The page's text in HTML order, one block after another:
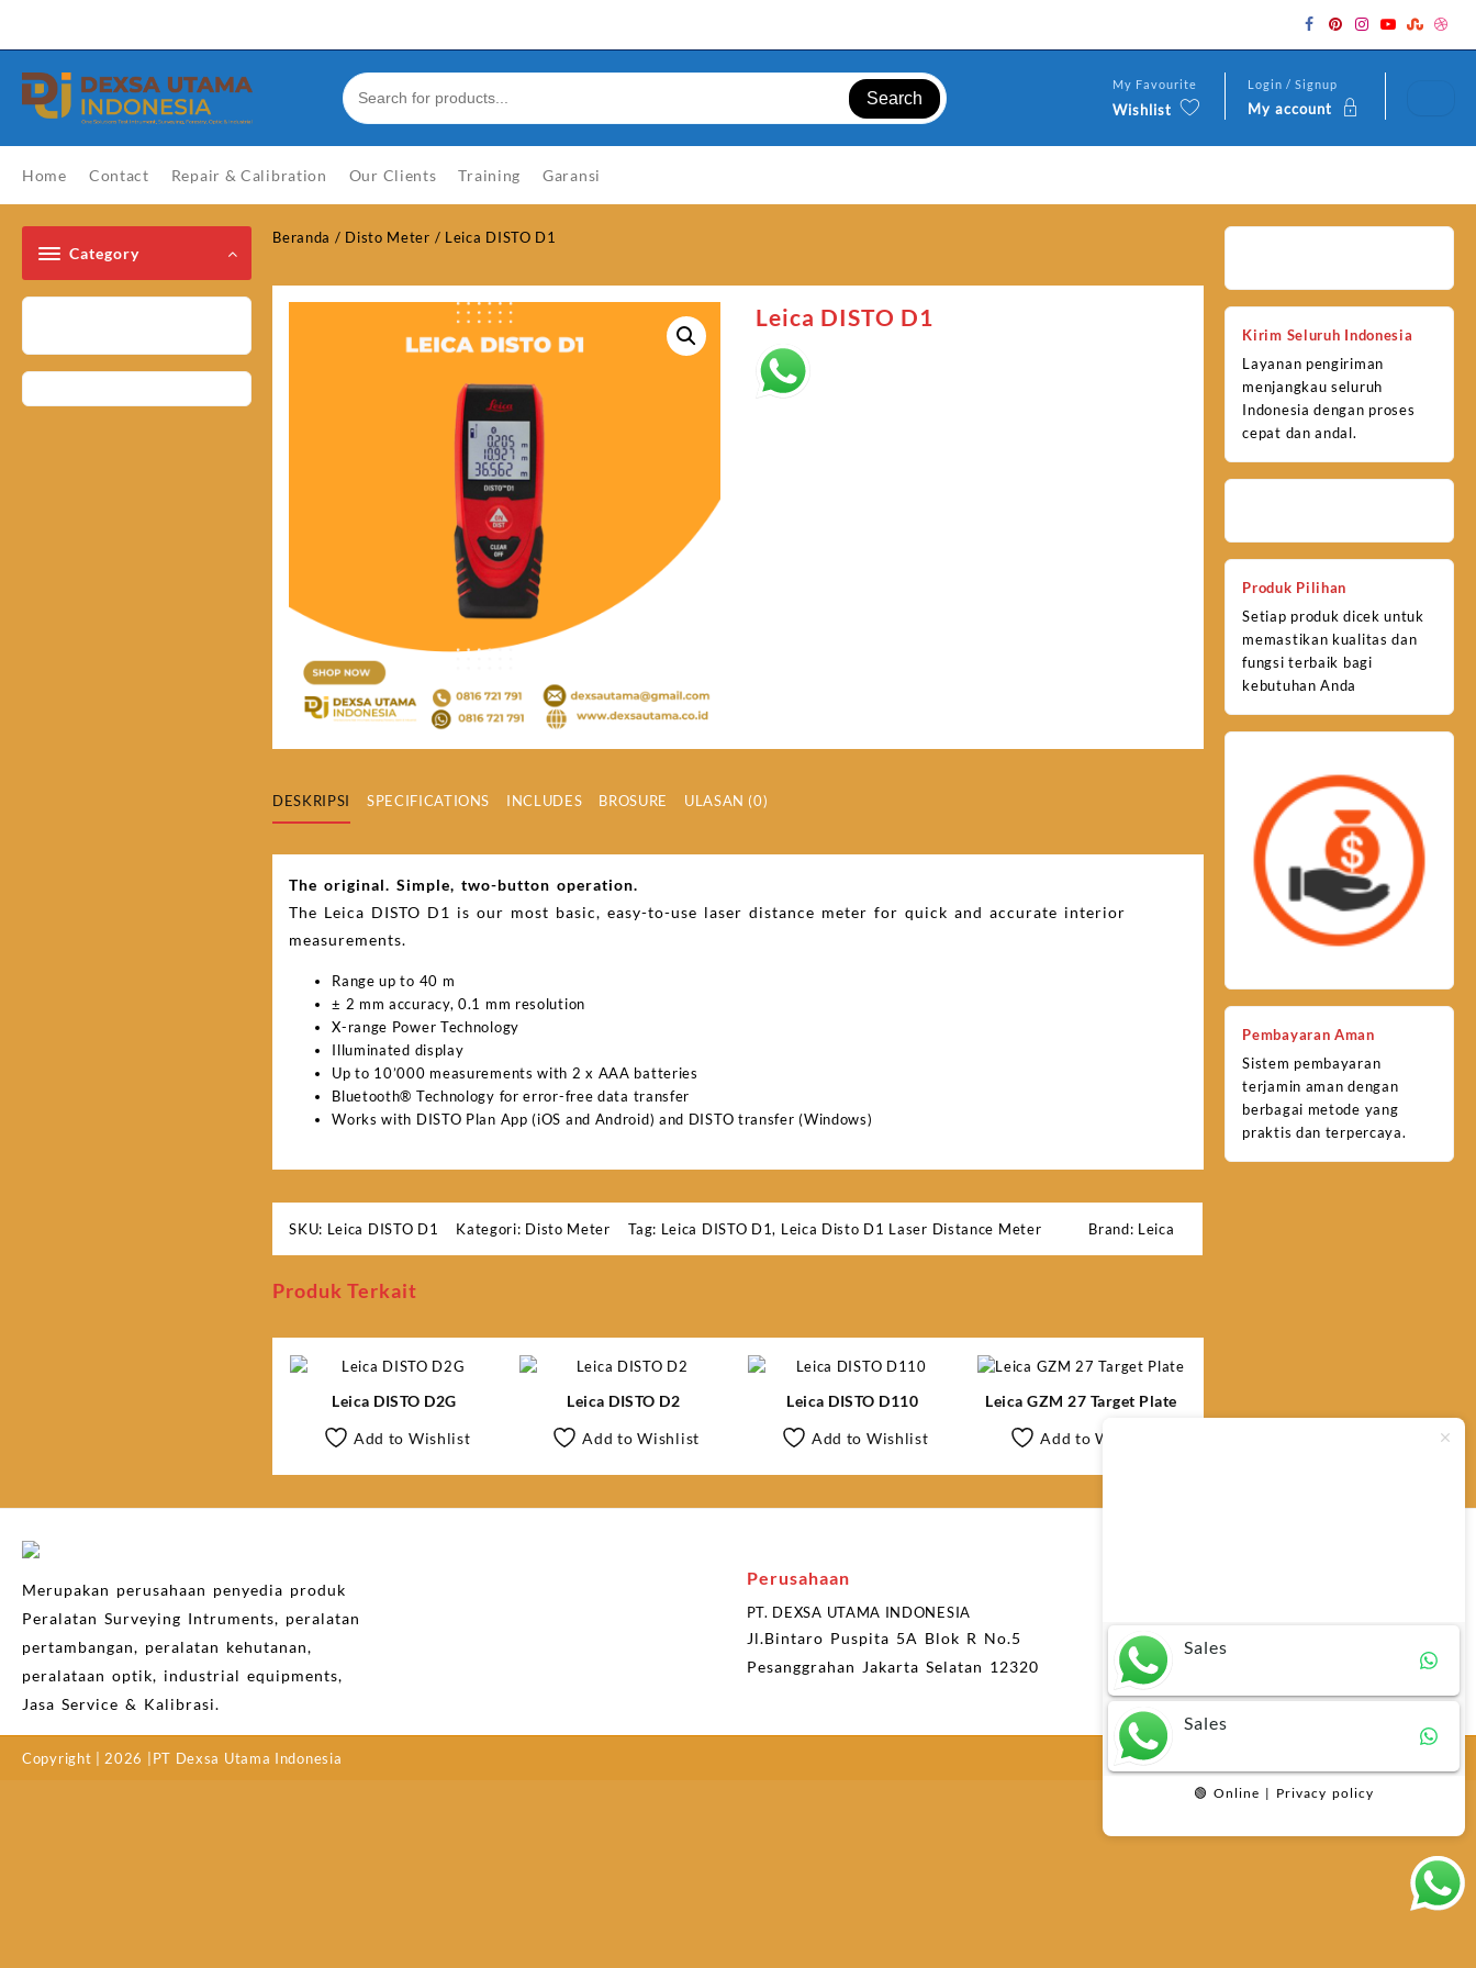
content
Search
My Favourite
Wishlist
Login / Signup
My account
Home Contact Repair & Calibration Our Clients Training Garansi
Category
Beranda / Disto Meter / Leica DISTO D1
Leica DISTO D1
DESKRIPSI SPECIFICATIONS INCLUDES BROSURE ULASAN (0)
The original. Simple, two-button operation.
The Leica DISTO D1 is our most basic, easy-to-use laser distance meter for quick and accurate interior
measurements.
Range up to 40 m
± 2 mm accuracy, 0.1 mm resolution
X-range Power Technology
Illuminated display
Up to 10’000 measurements with 2 x AAA batteries
Bluetooth® Technology for error-free data transfer
Works with DISTO Plan App (iOS and Android) and DISTO transfer (Windows)
SKU: Leica DISTO D1 Kategori: Disto Meter Tag: Leica DISTO D1, Leica Disto D1 Laser Distance Meter Brand: Leica
Produk Terkait
Leica DISTO D2G
Add to Wishlist
Leica DISTO D2
Add to Wishlist
Leica DISTO D110
Add to Wishlist
Leica GZM 27 Target Plate
Add to Wishlist
Kirim Seluruh Indonesia
Layanan pengiriman
menjangkau seluruh
Indonesia dengan proses
cepat dan andal.
Produk Pilihan
Setiap produk dicek untuk
memastikan kualitas dan
fungsi terbaik bagi
kebutuhan Anda
Pembayaran Aman
Sistem pembayaran
terjamin aman dengan
berbagai metode yang
praktis dan terpercaya.
Merupakan perusahaan penyedia produk
Peralatan Surveying Intruments, peralatan
pertambangan, peralatan kehutanan,
peralataan optik, industrial equipments,
Jasa Service & Kalibrasi.
Perusahaan
PT. DEXSA UTAMA INDONESIA
Jl.Bintaro Puspita 5A Blok R No.5
Pesanggrahan Jakarta Selatan 12320
Phone : 0816 721 791
e-Mail : dexsautama@gmail.com
e-Mail : info@dexsautama.co.id
Copyright | 2026 |PT Dexsa Utama Indonesia
Sales
Sales
🟢 Online | Privacy policy